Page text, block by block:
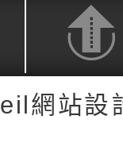
返回頂端
網站設